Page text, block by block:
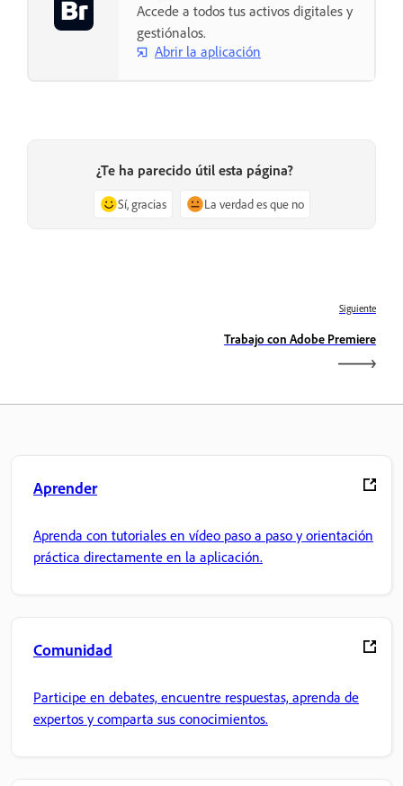
Accede a todos tus activos digitales y
gestiónalos.
Abrir la aplicación
¿Te ha parecido útil esta página?
Sí, gracias La verdad es que no
Siguiente
Trabajo con Adobe Premiere
Aprender
Aprenda con tutoriales en vídeo paso a paso y orientación
práctica directamente en la aplicación.
Comunidad
Participe en debates, encuentre respuestas, aprenda de
expertos y comparta sus conocimientos.